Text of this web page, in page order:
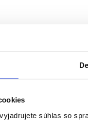
súhlas so